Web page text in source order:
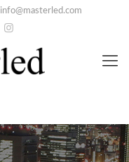
info@masterled.com